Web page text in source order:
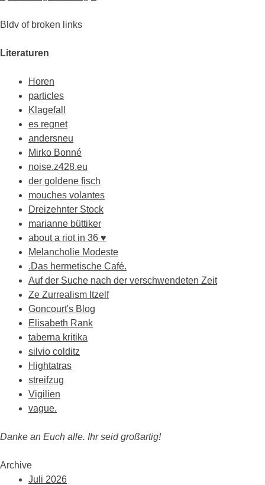
Bldv of broken links
Literaturen
Horen
particles
Klagefall
es regnet
andersneu
Mirko Bonné
noise.z428.eu
der goldene fisch
mouches volantes
Dreizehnter Stock
marianne büttiker
about a riot in 36 ♥
Melancholie Modeste
.Das hermetische Café.
Auf der Suche nach der verschwendeten Zeit
Ze Zurrealism Itzelf
Goncourt's Blog
Elisabeth Rank
taberna kritika
silvio colditz
Hightatras
streifzug
Vigilien
vague.
Danke an Euch alle. Ihr seid großartig!
Archive
Juli 2026